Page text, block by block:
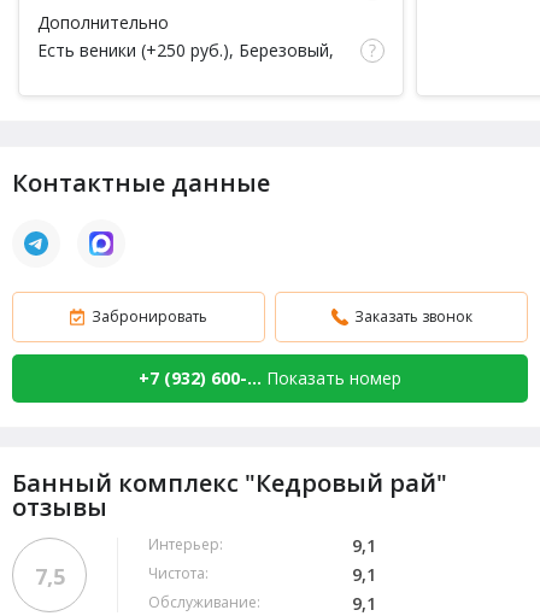
Дополнительно
Есть веники (+250 руб.), Березовый,
Парковка,С коттеджем на сутки,
Контактные данные
Забронировать Заказать звонок
+7 (932) 600-... Показать номер
Банный комплекс "Кедровый рай"
отзывы
7,5
Интерьер: 9,1
Чистота: 9,1
Обслуживание: 9,1